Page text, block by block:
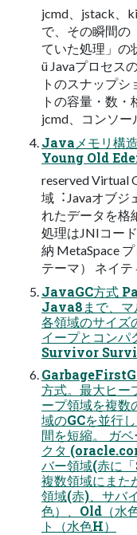
jcmd、jstack、
で、その瞬間の
ていた処理」の
ü Javaプロセス
トのスナップシ
トの容量・数
jcmd、コンソ
Javaメモリ構
Young Old
reserved Virtual
域︓Javaオブジ
れたデータを格
処理はJNIコー
納 MetaSpace
テーマ） ネイ
JavaGC⽅式
Java8まで、マ
各領域のサイズ
イープとコン
Survivor
⽅式。最⼤ヒー
ープ領域を複数
域のGCを並⾏
間を短縮。 ガ
クタ
バー領域(⾚に
複数領域にまた
領域(⾚)、サバ
⾊）、Old（⽔
ト（⽔⾊H）